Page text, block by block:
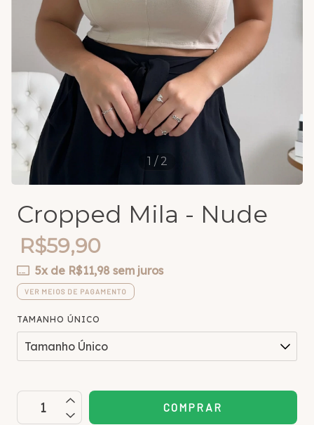
1 / 2
Cropped Mila - Nude
R$59,90
5x de R$11,98 sem juros
VER MEIOS DE PAGAMENTO
TAMANHO ÚNICO